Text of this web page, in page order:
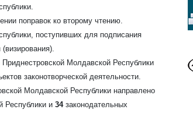
поправок ко второму чтению.
поступивших для подписания
Молдавской Республики
законотворческой деятельности.
Молдавской Республики направлено
Республики и 34 законодательных